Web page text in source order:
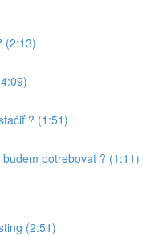
(2:13)
? (1:51)
potrebovať ? (1:11)
(2:51)